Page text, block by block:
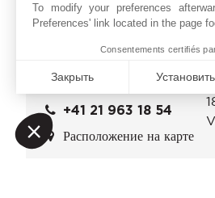
Онлайн запрос
+41 21 963 18 54
Расположение на карте
To modify your preferences
Preferences' link located in the page
Consentements certifiés
Закрыть Установить
Axeptio consent
Платформа управления
Наша платформа позволяет вам